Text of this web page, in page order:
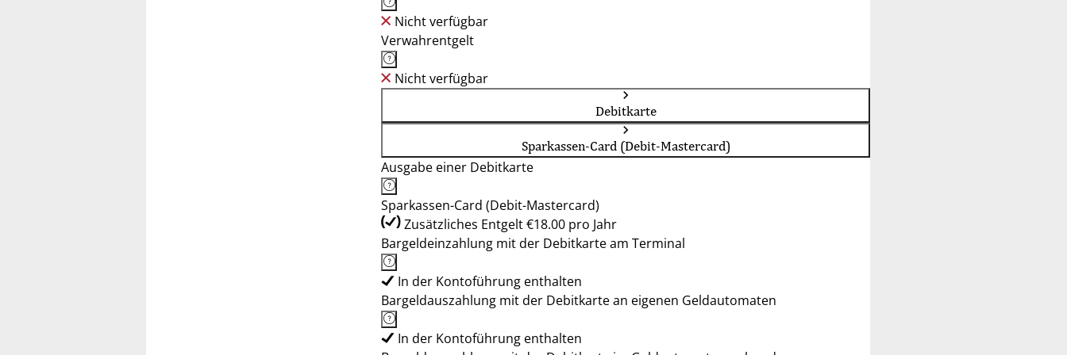
Nicht verfügbar
Verwahrentgelt
Nicht verfügbar
Debitkarte
Sparkassen-Card (Debit-Mastercard)
Ausgabe einer Debitkarte
Sparkassen-Card (Debit-Mastercard)
Zusätzliches Entgelt €18.00 pro Jahr
Bargeldeinzahlung mit der Debitkarte am Terminal
In der Kontoführung enthalten
Bargeldauszahlung mit der Debitkarte an eigenen Geldautomaten
In der Kontoführung enthalten